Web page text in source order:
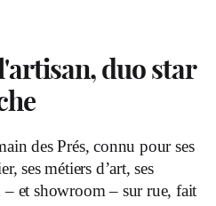
duo star
des Prés, connu pour ses
ses métiers d’art, ses
– et showroom – sur rue, fait